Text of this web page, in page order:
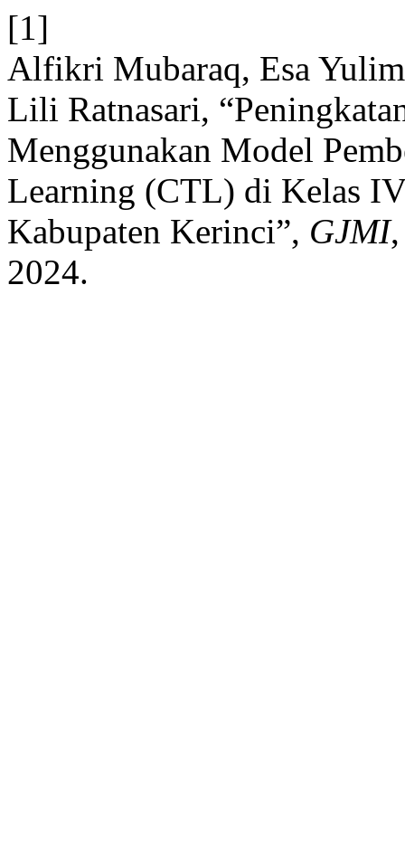
[1]
Alfikri Mubaraq, Esa
Lili Ratnasari,
Menggunakan Model
Learning (CTL) di Kelas
Kabupaten Kerinci”, GJMI
2024.